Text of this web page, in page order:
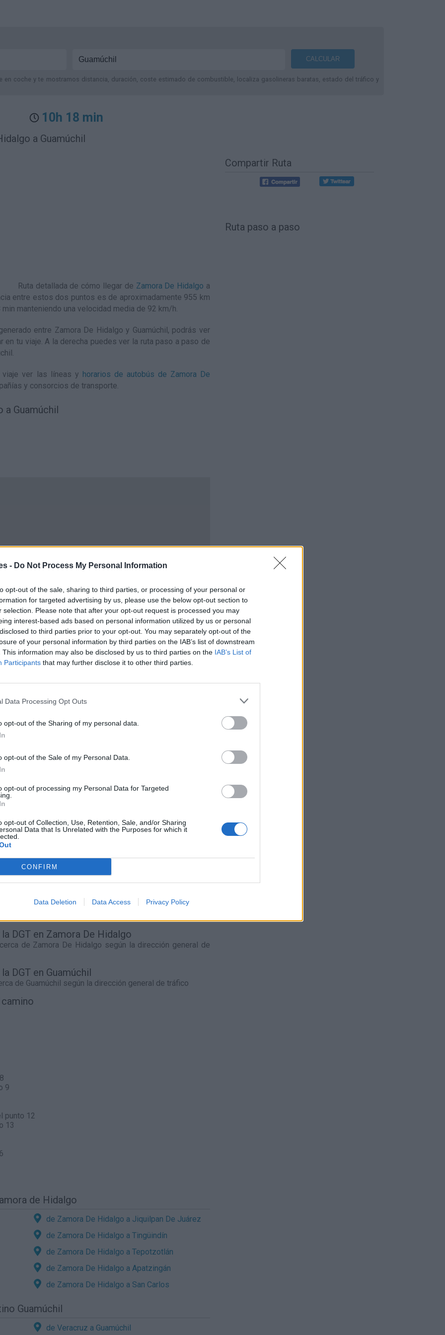
- Do Not Process My Personal Information
opt-out of the sale, sharing to third parties, or processing of your personal or
for targeted advertising by us, please use the below opt-out section to
selection. Please note that after your opt-out request is processed you may
interest-based ads based on personal information utilized by us or personal
to third parties prior to your opt-out. You may separately opt-out of the
of your personal information by third parties on the IAB’s list of downstream
This information may also be disclosed by us to third parties on the IAB’s List of
Participants that may further disclose it to other third parties.
Data Processing Opt Outs
opt-out of the Sharing of my personal data.
opt-out of the Sale of my Personal Data.
opt-out of processing my Personal Data for Targeted
opt-out of Collection, Use, Retention, Sale, and/or Sharing
Data that Is Unrelated with the Purposes for which it
CONFIRM
Data Deletion Data Access Privacy Policy
en coche y te mostramos distancia, duración, coste estimado de combustible, localiza gasolineras baratas, estado del tráfico y
10h 18 min
a Guamúchil
Ruta detallada de cómo llegar de Zamora De Hidalgo a
entre estos dos puntos es de aproximadamente 955 km
manteniendo una velocidad media de 92 km/h.
entre Zamora De Hidalgo y Guamúchil, podrás ver
tu viaje. A la derecha puedes ver la ruta paso a paso de
.
viaje ver las líneas y horarios de autobús de Zamora De
y consorcios de transporte.
a Guamúchil
Guamúchil
De Hidalgo y Guamúchil
Gasto 5l/100km
- 0,00€
47l.- 0,00€ 66l.- 0,00€ 95l.- 0,00€
- 0,00€ 95
DGT en Zamora De Hidalgo
de Zamora De Hidalgo según la dirección general de
DGT en Guamúchil
de Guamúchil según la dirección general de tráfico
9
punto 12
13
de Hidalgo
de Zamora De Hidalgo a Jiquilpan De Juárez
de Zamora De Hidalgo a Tingüindín
de Zamora De Hidalgo a Tepotzotlán
de Zamora De Hidalgo a Apatzingán
de Zamora De Hidalgo a San Carlos
Guamúchil
de Veracruz a Guamúchil
Compartir Ruta
Ruta paso a paso